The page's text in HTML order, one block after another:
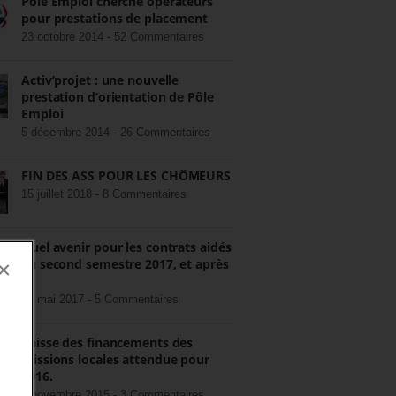
pour prestations de placement
23 octobre 2014 - 52 Commentaires
Activ’projet : une nouvelle
prestation d’orientation de Pôle
Emploi
5 décembre 2014 - 26 Commentaires
FIN DES ASS POUR LES CHÔMEURS
15 juillet 2018 - 8 Commentaires
Quel avenir pour les contrats aidés
au second semestre 2017, et après
22 mai 2017 - 5 Commentaires
Baisse des financements des
missions locales attendue pour
2016.